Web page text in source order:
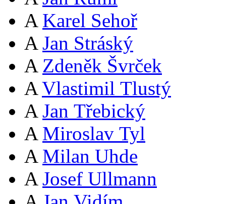
A Karel Sehoř
A Jan Stráský
A Zdeněk Švrček
A Vlastimil Tlustý
A Jan Třebický
A Miroslav Tyl
A Milan Uhde
A Josef Ullmann